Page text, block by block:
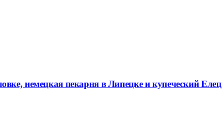
немецкая пекарня в Липецке и купеческий Елец